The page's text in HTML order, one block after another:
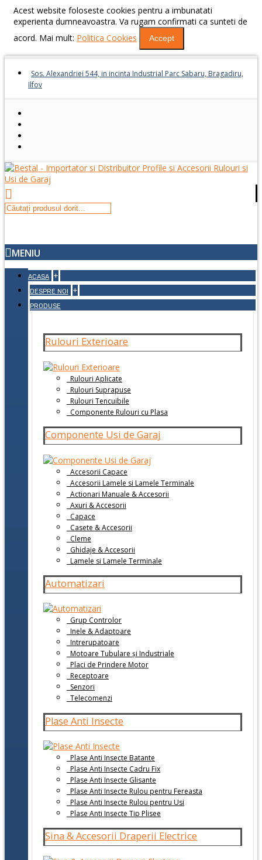
Acest website foloseste cookies pentru a imbunatati
experienta dumneavoastra. Va rugam confirmati ca sunteti de
acord. Mai mult: Politica Cookies Accept
Sos. Alexandriei 544, in incinta Industrial Parc Sabaru, Bragadiru,
Ilfov
MENIU
ACASA +
DESPRE NOI +
PRODUSE
Rulouri Exterioare
Rulouri Aplicate
Rulouri Suprapuse
Rulouri Tencuibile
Componente Rulouri cu Plasa
Componente Usi de Garaj
Accesorii Capace
Accesorii Lamele si Lamele Terminale
Actionari Manuale & Accesorii
Axuri & Accesorii
Capace
Casete & Accesorii
Cleme
Ghidaje & Accesorii
Lamele si Lamele Terminale
Automatizari
Grup Controlor
Inele & Adaptoare
Intrerupatoare
Motoare Tubulare și Industriale
Placi de Prindere Motor
Receptoare
Senzori
Telecomenzi
Plase Anti Insecte
Plase Anti Insecte Batante
Plase Anti Insecte Cadru Fix
Plase Anti Insecte Glisante
Plase Anti Insecte Rulou pentru Fereasta
Plase Anti Insecte Rulou pentru Usi
Plase Anti Insecte Tip Plisee
Sina & Accesorii Draperii Electrice